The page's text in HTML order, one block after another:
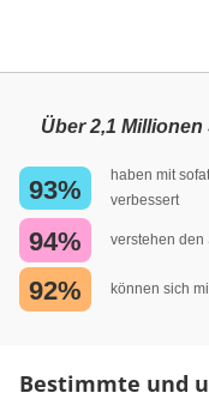
Über 2,1
93%
haben mit
verbessert
94% verstehen den
92% können sich
Bestimmte und